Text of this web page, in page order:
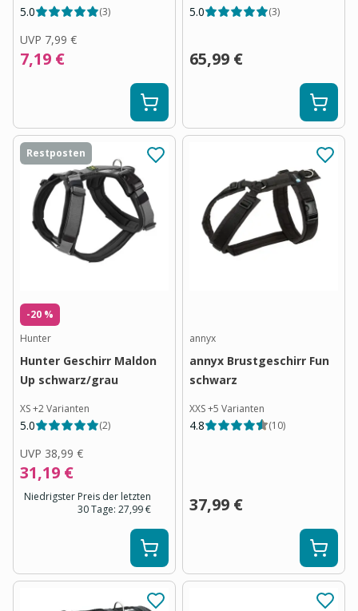
5.0 (3)
UVP 7,99 €
7,19 €
5.0 (3)
65,99 €
Restposten
-20 %
Hunter
Hunter Geschirr Maldon
Up schwarz/grau
XS+2Varianten
5.0 (2)
UVP 38,99 €
31,19 €
Niedrigster Preis der letzten
30 Tage: 27,99 €
annyx
annyx Brustgeschirr Fun
schwarz
XXS+5 Varianten
4.8 (10)
37,99 €